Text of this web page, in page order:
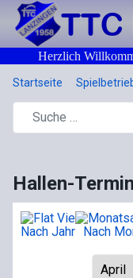
Herzlich
Startseite
Hallen-
Nach Jahr Nach